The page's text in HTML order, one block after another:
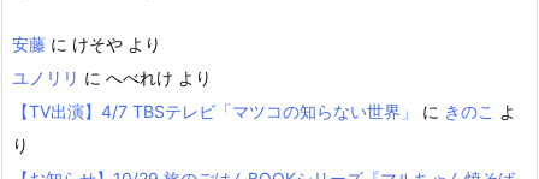
安藤 に けそや より
ユノリリ に へべれけ より
【TV出演】4/7 TBSテレビ「マツコの知らない世界」
に きのこ よ
り